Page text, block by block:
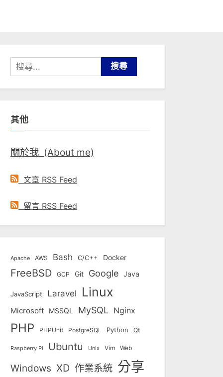
搜
尋
關
字:
其他
關於我 (About me)
文章 RSS Feed
留言 RSS Feed
Apache AWS Bash C/C++ Docker
FreeBSD GCP Git Google Java
JavaScript Laravel Linux
Microsoft MSSQL MySQL Nginx
PHP PHPUnit PostgreSQL Python Qt
Raspberry Pi Ubuntu Unix Vim Web
Windows XD 作業系統 分享